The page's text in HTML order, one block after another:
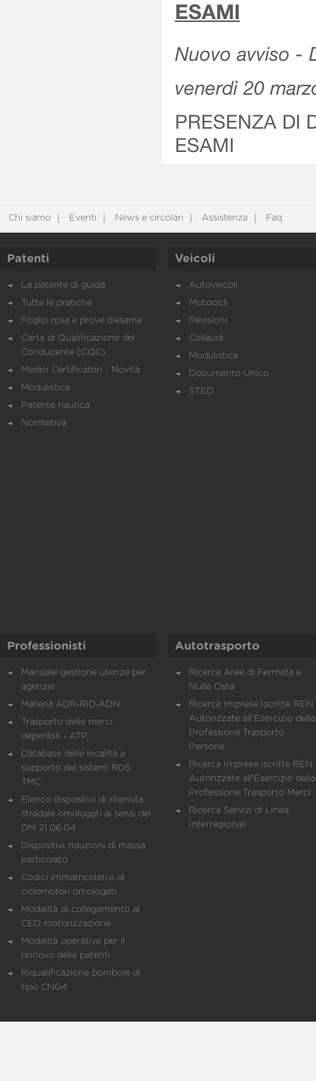
ESAMI
Nuovo avviso -
venerdì 20
PRESENZA DI
ESAMI
Chi siamo Eventi News e circolari Assistenza Faq
Patenti
La patente di guida
Tutte le pratiche
Foglio rosa e prove d’esame
Carta di Qualificazione del
Conducente (CQC)
Medici Certificatori - Novità
Modulistica
Patente nautica
Normativa
Veicoli
Autoveicoli
Motocicli
Revisioni
Collaudi
Modulistica
Documento Unico
STED
Professionisti
Manuale gestione utenze per
agenzie
Materia ADR-RID-ADN
Trasporto delle merci
deperibili - ATP
Database delle località a
supporto dei sistemi RDS
TMC
Elenco dispositivi di ritenuta
stradale omologati ai sensi del
DM 21.06.04
Dispositivi riduzioni di massa
particolato
Codici immatricolativi di
ciclomotori omologati
Modalità di collegamento al
CED motorizzazione
Modalità operative per il
rinnovo delle patenti
Riqualificazione bombole di
tipo CNG4
Autotrasporto
Ricerca Aree di Fermata e
Nulla Osta
Ricerca Imprese Iscritte REN
Autorizzate all'Esercizio della
Professione Trasporto
Persone
Ricerca Imprese iscritte REN
Autorizzate all'Esercizio della
Professione Trasporto Merci
Ricerca Servizi di Linea
Interregionali